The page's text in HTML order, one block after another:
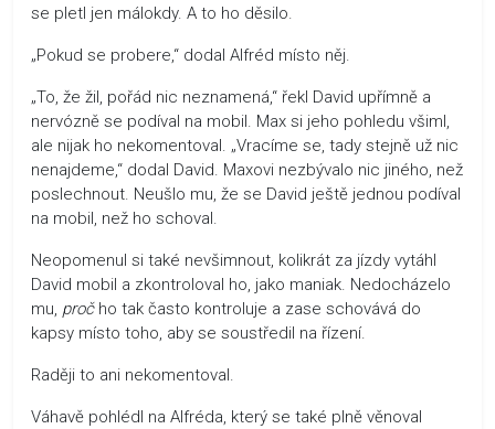
se pletl jen málokdy. A to ho děsilo.
„Pokud se probere,“ dodal Alfréd místo něj.
„To, že žil, pořád nic neznamená,“ řekl David upřímně a
nervózně se podíval na mobil. Max si jeho pohledu všiml,
ale nijak ho nekomentoval. „Vracíme se, tady stejně už nic
nenajdeme,“ dodal David. Maxovi nezbývalo nic jiného, než
poslechnout. Neušlo mu, že se David ještě jednou podíval
na mobil, než ho schoval.
Neopomenul si také nevšimnout, kolikrát za jízdy vytáhl
David mobil a zkontroloval ho, jako maniak. Nedocházelo
mu, pročho tak často kontroluje a zase schovává do
kapsy místo toho, aby se soustředil na řízení.
Raději to ani nekomentoval.
Váhavě pohlédl na Alfréda, který se také plně věnoval